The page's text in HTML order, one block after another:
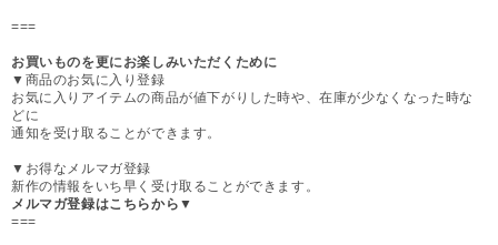
===
お買いものを更にお楽しみいただくために
▼商品のお気に入り登録
お気に入りアイテムの商品が値下がりした時や、在庫が少なくなった時な
どに
通知を受け取ることができます。
▼お得なメルマガ登録
新作の情報をいち早く受け取ることができます。
メルマガ登録はこちらから▼
===